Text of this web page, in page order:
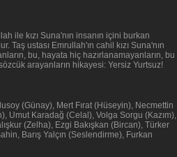
ile kızı Suna'nın insanın içini burkan
Taş ustası Emrullah'ın cahil kızı Suna'nın
bu, hayata hiç hazırlanamayanların, bu
arayanların hikayesi: Yersiz Yurtsuz!
(Günay), Mert Fırat (Hüseyin), Necmettin
Umut Karadağ (Celal), Volga Sorgu (Kazım),
(Zelha), Ezgi Bakışkan (Bircan), Türker
Barış Yalçın (Seslendirme), Furkan